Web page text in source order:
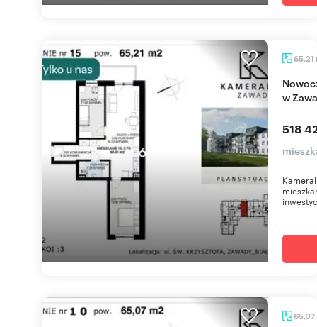
65,21
Nowoczesne 3-pokojowe mieszkanie z balkonem
w
518
65,07